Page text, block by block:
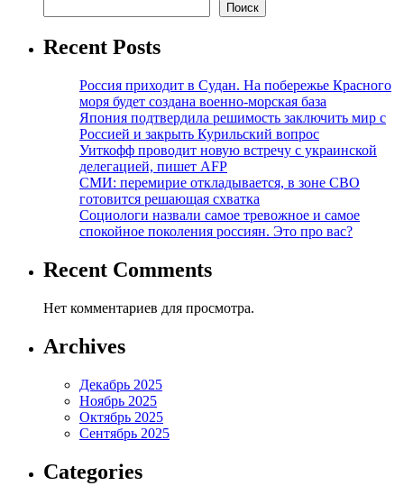
Поиск
Recent Posts
Россия приходит в Судан. На побережье Красного
моря будет создана военно-морская база
Япония подтвердила решимость заключить мир с
Россией и закрыть Курильский вопрос
Уиткофф проводит новую встречу с украинской
делегацией, пишет AFP
СМИ: перемирие откладывается, в зоне СВО
готовится решающая схватка
Социологи назвали самое тревожное и самое
спокойное поколения россиян. Это про вас?
Recent Comments
Нет комментариев для просмотра.
Archives
Декабрь 2025
Ноябрь 2025
Октябрь 2025
Сентябрь 2025
Categories